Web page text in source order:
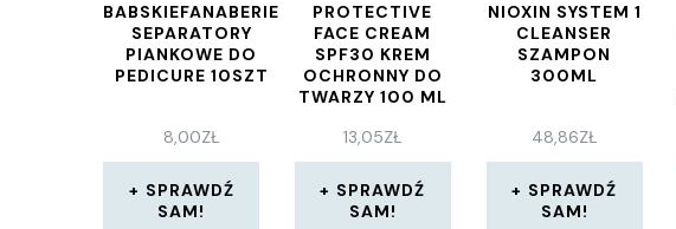
BABSKIEFANABERIE
SEPARATORY
PIANKOWE DO
PEDICURE 10SZT
8,00ZŁ
SPRAWDŹ
SAM!
PROTECTIVE
FACE CREAM
SPF30 KREM
OCHRONNY DO
TWARZY 100 ML
13,05ZŁ
SPRAWDŹ
SAM!
NIOXIN SYSTEM 1
CLEANSER
SZAMPON
300ML
48,86ZŁ
SPRAWDŹ
SAM!